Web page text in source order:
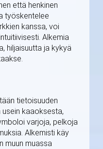
että henkinen
työskentelee
kanssa, voi
Alkemia
hiljaisuutta ja kykyä
tietoisuuden
kaaoksesta,
varjoja, pelkoja
Alkemisti käy
muun muassa